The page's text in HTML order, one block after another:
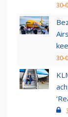
30-
30-